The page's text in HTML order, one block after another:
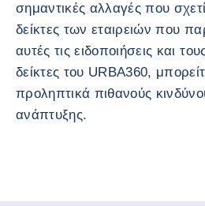
σημαντικές αλλαγές που
δείκτες των εταιρειών που
αυτές τις ειδοποιήσεις και
δείκτες του URBA360,
προληπτικά πιθανούς
ανάπτυξης.